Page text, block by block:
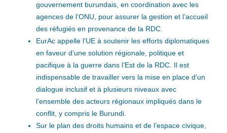
gouvernement burundais, en coordination avec les
agences de l’ONU, pour assurer la gestion et l’accueil
des réfugiés en provenance de la RDC.
EurAc appelle l’UE à soutenir les efforts diplomatiques
en faveur d’une solution régionale, politique et
pacifique à la guerre dans l’Est de la RDC. Il est
indispensable de travailler vers la mise en place d’un
dialogue inclusif et à plusieurs niveaux avec
l’ensemble des acteurs régionaux impliqués dans le
conflit, y compris le Burundi.
Sur le plan des droits humains et de l’espace civique,